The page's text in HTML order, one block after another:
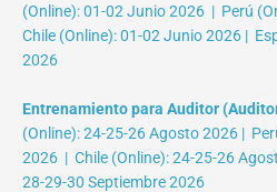
(Online): 01-02 Junio 2026 | Perú
Chile (Online): 01-02 Junio 2026 |
2026
Entrenamiento para Auditor
(Online): 24-25-26 Agosto 2026 |
2026 | Chile (Online): 24-25-26
28-29-30 Septiembre 2026